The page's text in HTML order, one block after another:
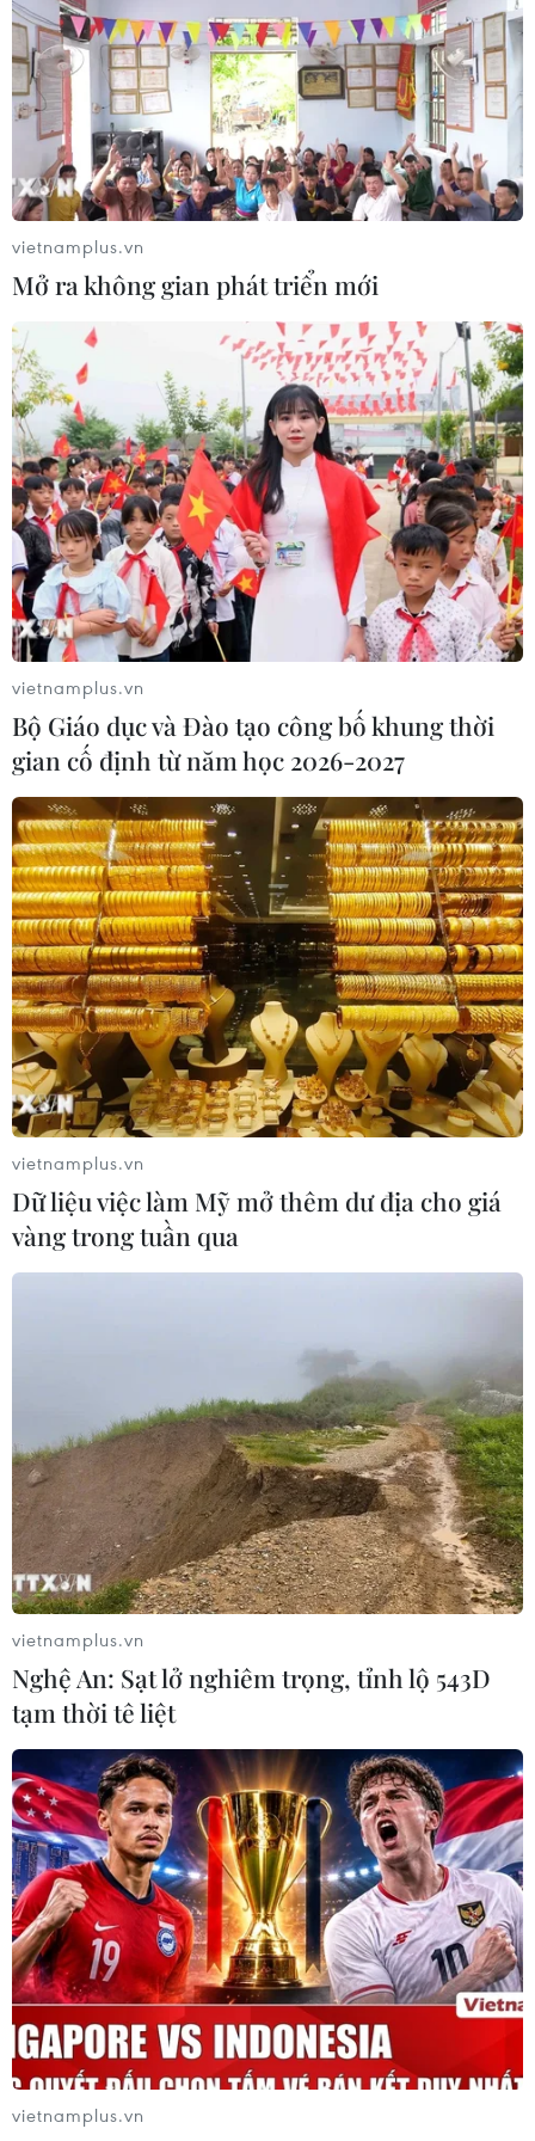
vietnamplus.vn
Mở ra không gian phát triển mới
vietnamplus.vn
Bộ Giáo dục và Đào tạo công bố khung thời
gian cố định từ năm học 2026-2027
vietnamplus.vn
Dữ liệu việc làm Mỹ mở thêm dư địa cho giá
vàng trong tuần qua
vietnamplus.vn
Nghệ An: Sạt lở nghiêm trọng, tỉnh lộ 543D
tạm thời tê liệt
vietnamplus.vn